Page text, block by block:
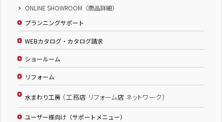
ONLINE SHOWROOM（商品詳細）
プランニングサポート
WEBカタログ・カタログ請求
ショールーム
リフォーム
水まわり工房 （工務店 リフォーム店 ネットワーク）
ユーザー様向け（サポートメニュー）